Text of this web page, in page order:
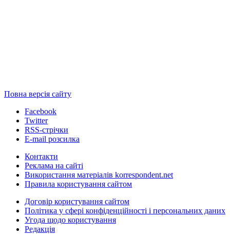
Повна версія сайту
Facebook
Twitter
RSS-стрічки
E-mail розсилка
Контакти
Реклама на сайті
Використання матеріалів korrespondent.net
Правила користування сайтом
Договір користування сайтом
Політика у сфері конфіденційності і персональних даних
Угода щодо користування
Редакція